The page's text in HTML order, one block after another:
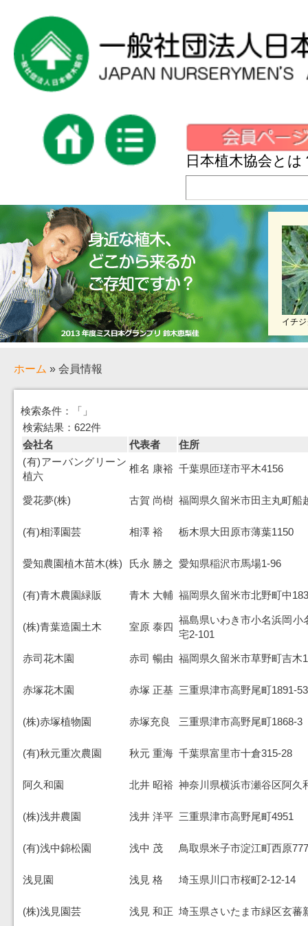
日本植木協会とは
イチ
ホーム » 会員情報
検索条件：「」
検索結果：622件
会社名
代表者
住所
(有)アーバングリーン
植六
椎名 康裕 千葉県匝瑳市平木4156
愛花夢(株) 古賀 尚樹 福岡県久留米市田主丸町船
(有)相澤園芸 相澤 裕 栃木県大田原市薄葉1150
愛知農園植木苗木(株) 氏永 勝之 愛知県稲沢市馬場1-96
(有)青木農園緑販 青木 大輔 福岡県久留米市北野町中
(株)青葉造園土木 室原 泰四
福島県いわき市小名浜岡小
宅2-101
赤司花木園 赤司 暢由 福岡県久留米市草野町吉木
赤塚花木園 赤塚 正基 三重県津市高野尾町1891-53
(株)赤塚植物園 赤塚充良 三重県津市高野尾町1868-3
(有)秋元重次農園 秋元 重海 千葉県富里市十倉315-28
阿久和園 北井 昭裕 神奈川県横浜市瀬谷区阿久
(株)浅井農園 浅井 洋平 三重県津市高野尾町4951
(有)浅中錦松園 浅中 茂 鳥取県米子市淀江町西原777
浅見園 浅見 格 埼玉県川口市桜町2-12-14
(株)浅見園芸 浅見 和正 埼玉県さいたま市緑区玄蕃